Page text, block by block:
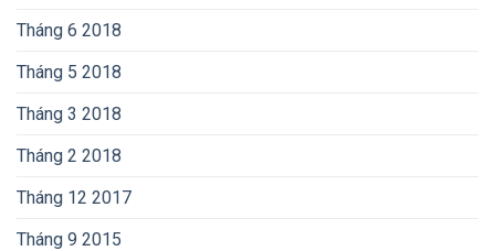
Tháng 6 2018
Tháng 5 2018
Tháng 3 2018
Tháng 2 2018
Tháng 12 2017
Tháng 9 2015